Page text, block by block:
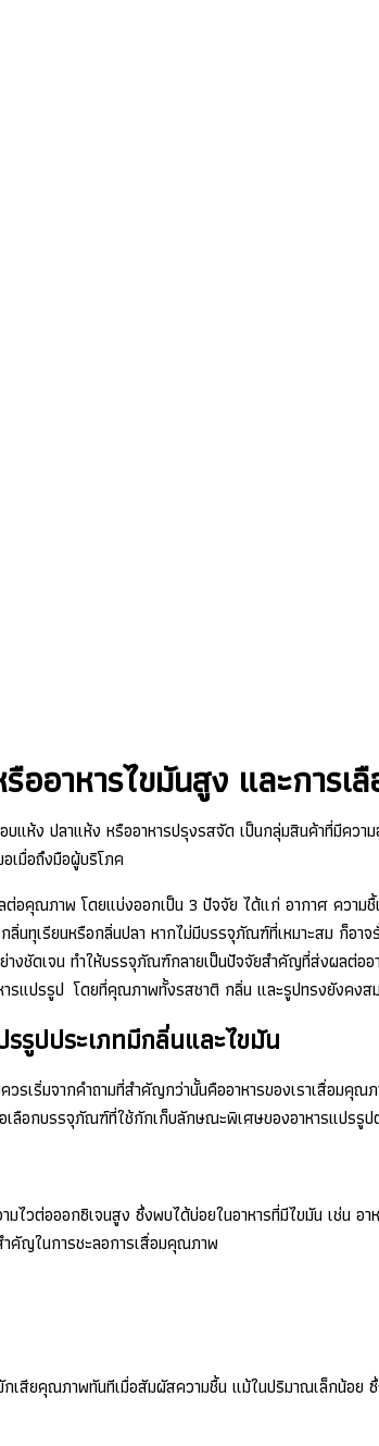
อาหารไขมันสูง และการเ
แห้ง ปลาแห้ง หรืออาหารปรุงรสจัด เป็นกลุ่มสินค้าที่มีคว
เมื่อถึงมือผู้บริโภค
อคุณภาพ โดยแบ่งออกเป็น 3 ปัจจัย ได้แก่ อากาศ ความ
นทุเรียนหรือกลิ่นปลา หากไม่มีบรรจุภัณฑ์ที่เหมาะสม ก็อ
างชัดเจน ทำให้บรรจุภัณฑ์กลายเป็นปัจจัยสำคัญที่ส่งผล
ารแปรรูป โดยที่คุณภาพทั้งรสชาติ กลิ่น และรูปทรงยังคง
รูปประเภทมีกลิ่นและไขมัน
วรเริ่มจากคำถามที่สำคัญกว่านั้นคืออาหารของเราเสื่อม
เลือกบรรจุภัณฑ์ที่ใช้กักเก็บลักษณะพิเศษของอาหารแปรรู
ไวต่อออกซิเจนสูง ซึ่งพบได้บ่อยในอาหารที่มีไขมัน เช่น
คัญในการชะลอการเสื่อมคุณภาพ
สียคุณภาพทันทีเมื่อสัมผัสความชื้น แม้ในปริมาณเล็กน้อย